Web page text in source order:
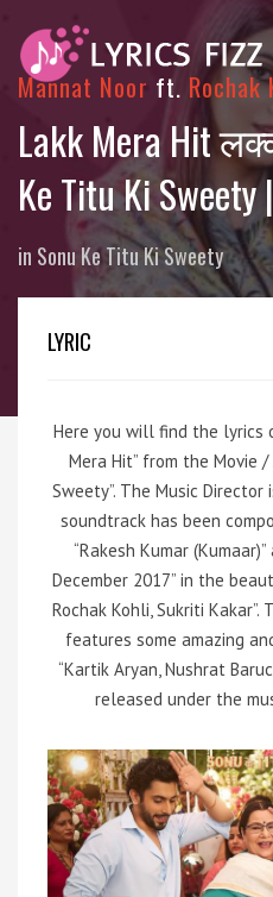
Mannat Noor ft. Rochak
Lakk Mera Hit
Ke Titu Ki Sweety
in Sonu Ke Titu Ki Sweety
LYRIC
Here you will find the lyrics
Mera Hit” from the Movie
Sweety”. The Music Director
soundtrack has been
“Rakesh Kumar
December 2017” in the
Rochak Kohli, Sukriti
features some amazing
“Kartik Aryan, Nushrat
released under the